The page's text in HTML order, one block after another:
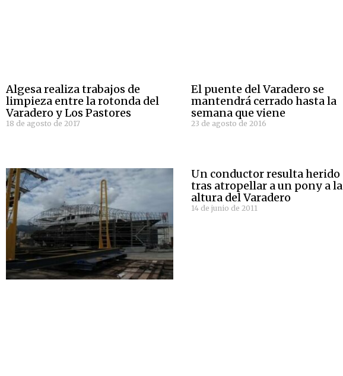
Algesa realiza trabajos de
limpieza entre la rotonda del
Varadero y Los Pastores
18 de agosto de 2017
El puente del Varadero se
mantendrá cerrado hasta la
semana que viene
23 de agosto de 2016
Un conductor resulta herido
tras atropellar a un pony a la
altura del Varadero
14 de junio de 2011